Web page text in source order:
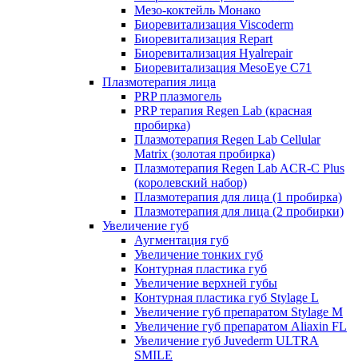
Мезо-коктейль Монако
Биоревитализация Viscoderm
Биоревитализация Repart
Биоревитализация Hyalrepair
Биоревитализация MesoEye C71
Плазмотерапия лица
PRP плазмогель
PRP терапия Regen Lab (красная
пробирка)
Плазмотерапия Regen Lab Cellular
Matrix (золотая пробирка)
Плазмотерапия Regen Lab ACR-C Plus
(королевский набор)
Плазмотерапия для лица (1 пробирка)
Плазмотерапия для лица (2 пробирки)
Увеличение губ
Аугментация губ
Увеличение тонких губ
Контурная пластика губ
Увеличение верхней губы
Контурная пластика губ Stylage L
Увеличение губ препаратом Stylage M
Увеличение губ препаратом Aliaxin FL
Увеличение губ Juvederm ULTRA
SMILE